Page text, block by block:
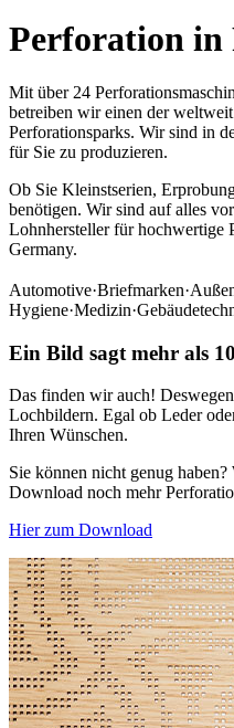
Perforation in
Mit über 24
betreiben wir einen der
Perforationsparks. Wir sind in
für Sie zu produzieren.
Ob Sie Kleinstserien,
benötigen. Wir sind auf alles
Lohnhersteller für hochwertige
Germany.
Automotive·Briefmarken·
Hygiene·Medizin·
Ein Bild sagt mehr als
Das finden wir auch!
Lochbildern. Egal ob Leder
Ihren Wünschen.
Sie können nicht genug
Download noch mehr
Hier zum Download